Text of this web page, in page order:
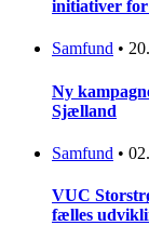
initiativer
Samfund •
Ny
Sjælland
Samfund •
VUC
fælles